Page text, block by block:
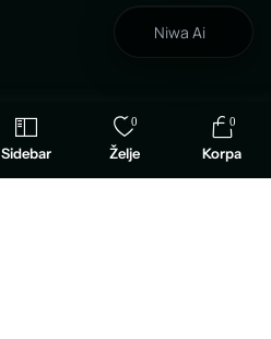
Sidebar
0
Želje
0
Korpa
Niwa Ai